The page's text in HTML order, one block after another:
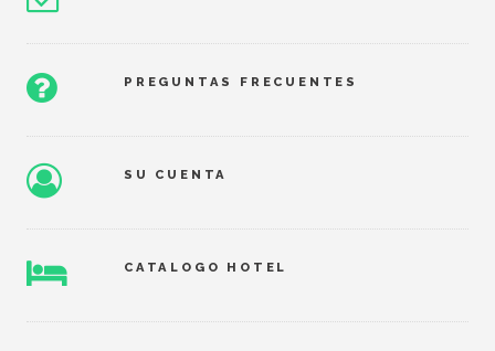
PREGUNTAS FRECUENTES
SU CUENTA
CATALOGO HOTEL